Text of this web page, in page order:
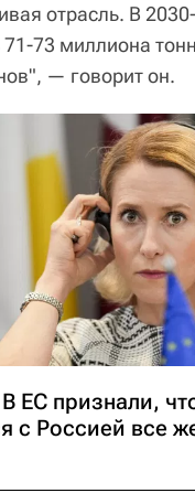
отрасль. В
71-73 миллиона
— говорит он.
ЕС признали,
с Россией все